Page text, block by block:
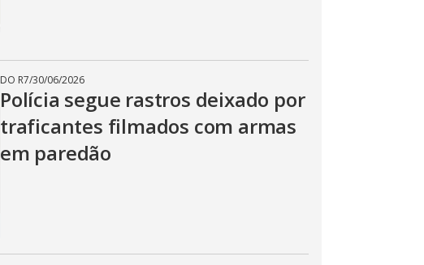
DO R7/30/06/2026
Polícia segue rastros deixado por
traficantes filmados com armas
em paredão